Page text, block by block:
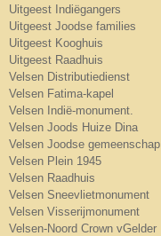
Uitgeest Indiëgangers
Uitgeest Joodse families
Uitgeest Kooghuis
Uitgeest Raadhuis
Velsen Distributiedienst
Velsen Fatima-kapel
Velsen Indië-monument.
Velsen Joods Huize Dina
Velsen Joodse gemeenschap
Velsen Plein 1945
Velsen Raadhuis
Velsen Sneevlietmonument
Velsen Visserijmonument
Velsen-Noord Crown vGelder